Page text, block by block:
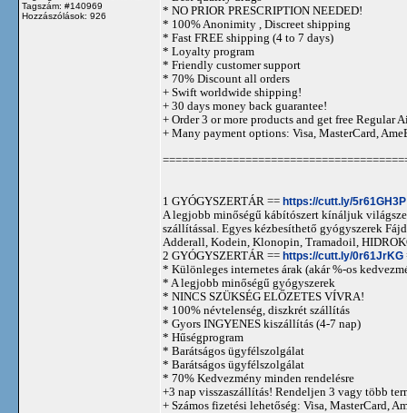
Tagszám: #140969
Hozzászólások: 926
* NO PRIOR PRESCRIPTION NEEDED!
* 100% Anonimity , Discreet shipping
* Fast FREE shipping (4 to 7 days)
* Loyalty program
* Friendly customer support
* 70% Discount all orders
+ Swift worldwide shipping!
+ 30 days money back guarantee!
+ Order 3 or more products and get free Regular
+ Many payment options: Visa, MasterCard,
1 GYÓGYSZERTÁR == https://cutt.ly/5r61GH3P
A legjobb minőségű kábítószert kínáljuk
szállítással. Egyes kézbesíthető gyógyszerek
Adderall, Kodein, Klonopin, Tramadoil,
2 GYÓGYSZERTÁR == https://cutt.ly/0r61JrKG
* Különleges internetes árak (akár %-os
* A legjobb minőségű gyógyszerek
* NINCS SZÜKSÉG ELŐZETES VÍVRA!
* 100% névtelenség, diszkrét szállítás
* Gyors INGYENES kiszállítás (4-7 nap)
* Hűségprogram
* Barátságos ügyfélszolgálat
* Barátságos ügyfélszolgálat
* 70% Kedvezmény minden rendelésre
+3 nap visszaszállítás! Rendeljen 3 vagy több
+ Számos fizetési lehetőség: Visa, MasterCard,